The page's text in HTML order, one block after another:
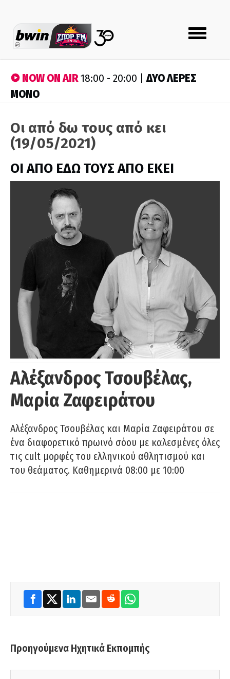
Toggle
navigation
NOW ON AIR18:00 - 20:00 |ΔΥΟ ΛΕΡΕΣ
ΜΟΝΟ
Οι από δω τους από κει
(19/05/2021)
ΟΙ ΑΠΟ ΕΔΩ ΤΟΥΣ ΑΠΟ ΕΚΕΙ
Αλέξανδρος Τσουβέλας,
Μαρία Ζαφειράτου
Αλέξανδρος Τσουβέλας και Μαρία Ζαφειράτου σε
ένα διαφορετικό πρωινό σόου με καλεσμένες όλες
τις cult μορφές του ελληνικού αθλητισμού και
του θεάματος. Καθημερινά 08:00 με 10:00
Προηγούμενα Ηχητικά Εκπομπής